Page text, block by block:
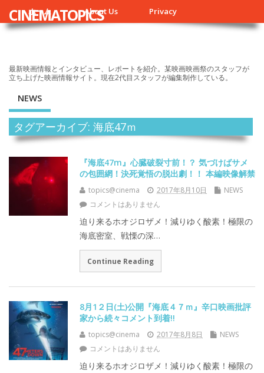
ホーム About Us Privacy
CINEMATOPICS
最新映画情報とインタビュー、レポートを紹介。某映画映画祭のスタッフが
立ち上げた映画情報サイト。現在2代目スタッフが編集制作している。
NEWS
タグアーカイブ: 海底47ｍ
『海底47m』心臓破裂寸前！？ 気づけばサメ
の包囲網！決死覚悟の脱出劇！！ 本編映像解禁
topics@cinema 2017年8月10日
NEWS
コメントはありません
迫り来るホオジロザメ！減りゆく酸素！極限の
海底密室、戦慄の深…
Continue Reading
8月1２日(土)公開『海底４７ｍ』辛口映画批評
家から続々コメント到着!!
topics@cinema 2017年8月8日
NEWS
コメントはありません
迫り来るホオジロザメ！減りゆく酸素！極限の